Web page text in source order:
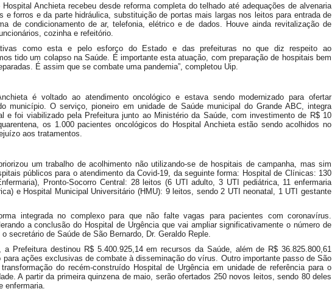
Anchieta recebeu desde reforma completa do telhado até adequações de alvenaria
e forros e da parte hidráulica, substituição de portas mais largas nos leitos para entrada de
de condicionamento de ar, telefonia, elétrico e de dados. Houve ainda revitalização de
cozinha e refeitório.
como esta e pelo esforço do Estado e das prefeituras no que diz respeito ao
tido um colapso na Saúde. É importante esta atuação, com preparação de hospitais bem
É assim que se combate uma pandemia”, completou Uip.
é voltado ao atendimento oncológico e estava sendo modernizado para ofertar
município. O serviço, pioneiro em unidade de Saúde municipal do Grande ABC, integra
e foi viabilizado pela Prefeitura junto ao Ministério da Saúde, com investimento de R$ 10
os 1.000 pacientes oncológicos do Hospital Anchieta estão sendo acolhidos no
aos tratamentos.
um trabalho de acolhimento não utilizando-se de hospitais de campanha, mas sim
públicos para o atendimento da Covid-19, da seguinte forma: Hospital de Clínicas: 130
Pronto-Socorro Central: 28 leitos (6 UTI adulto, 3 UTI pediátrica, 11 enfermaria
e Hospital Municipal Universitário (HMU): 9 leitos, sendo 2 UTI neonatal, 1 UTI gestante
integrada no complexo para que não falte vagas para pacientes com coronavírus.
a conclusão do Hospital de Urgência que vai ampliar significativamente o número de
secretário de Saúde de São Bernardo, Dr. Geraldo Reple.
a Prefeitura destinou R$ 5.400.925,14 em recursos da Saúde, além de R$ 36.825.800,61
para ações exclusivas de combate à disseminação do vírus. Outro importante passo de São
do recém-construído Hospital de Urgência em unidade de referência para o
A partir da primeira quinzena de maio, serão ofertados 250 novos leitos, sendo 80 deles
enfermaria.